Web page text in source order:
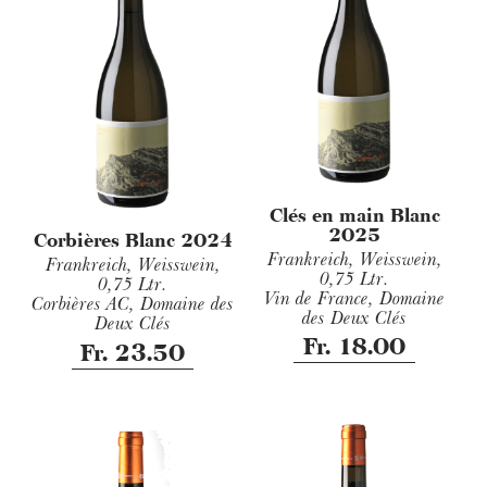
Clés en main Blanc
2025
Frankreich, Weisswein,
0,75 Ltr.
Vin de France, Domaine
des Deux Clés
Fr. 18.00
Corbières Blanc 2024
Frankreich, Weisswein,
0,75 Ltr.
Corbières AC, Domaine des
Deux Clés
Fr. 23.50